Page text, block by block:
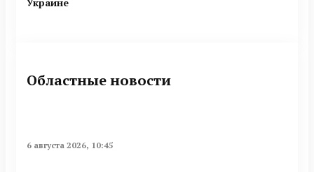
Областные новости
6 августа 2026, 10:45